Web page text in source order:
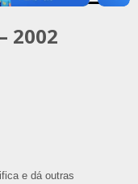
2002
e dá outras